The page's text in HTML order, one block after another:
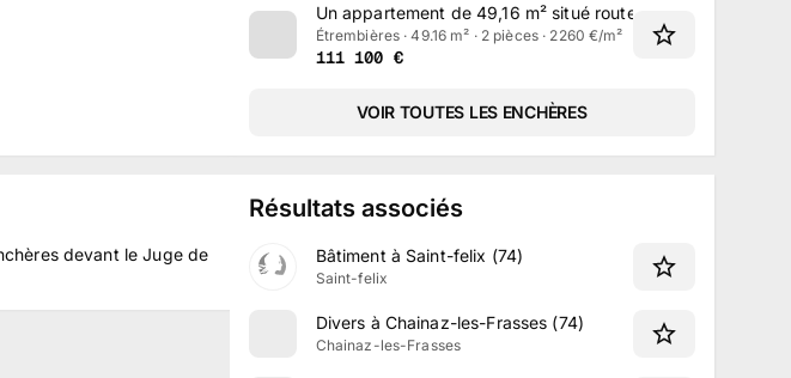
devant le Juge de
Un appartement de 49,16 m² situé route de Saint-Julien à
Étrembières · 49.16 m² · 2 pièces · 2260 €/m²
111 100 €
VOIR TOUTES LES ENCHÈRES
Résultats associés
Bâtiment à Saint-felix (74)
Saint-felix
Divers à Chainaz-les-Frasses (74)
Chainaz-les-Frasses